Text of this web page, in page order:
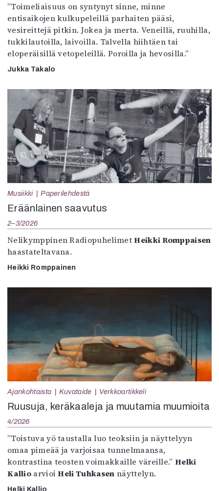
”Toimeliaisuus on syntynyt sinne, minne
entisaikojen kulkupeleillä parhaiten pääsi,
vesireittejä pitkin. Jokea ja merta. Veneillä, ruuhilla,
tukkilautoilla, laivoilla. Talvella hiihtäen tai
eloperäisillä vetopeleillä. Poroilla ja hevosilla.”
Jukka Takalo
Musiikki Paperilehdestä
Eräänlainen saavutus
2–3/2026
Nelikymppinen RadiopuhelimetHeikki Romppaisen
haastateltavana.
Heikki Romppainen
Ajankohtaista Kuvataide Verkkoartikkeli
Ruusuja, keräkaaleja ja muutamia muumioita
4/2026
”Toistuva yö taustalla luo teoksiin ja näyttelyyn
omaa pimeää ja varjoisaa tunnelmaansa,
kontrastina teosten voimakkaille väreille.”Helki
KallioarvioiHeli Tuhkasen näyttelyn.
Helki Kallio